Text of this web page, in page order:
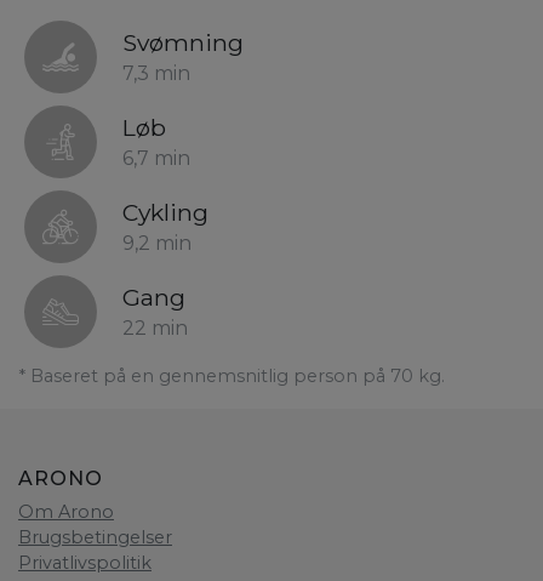
Svømning
7,3 min
Løb
6,7 min
Cykling
9,2 min
Gang
22 min
* Baseret på en gennemsnitlig person på 70 kg.
ARONO
Om Arono
Brugsbetingelser
Privatlivspolitik